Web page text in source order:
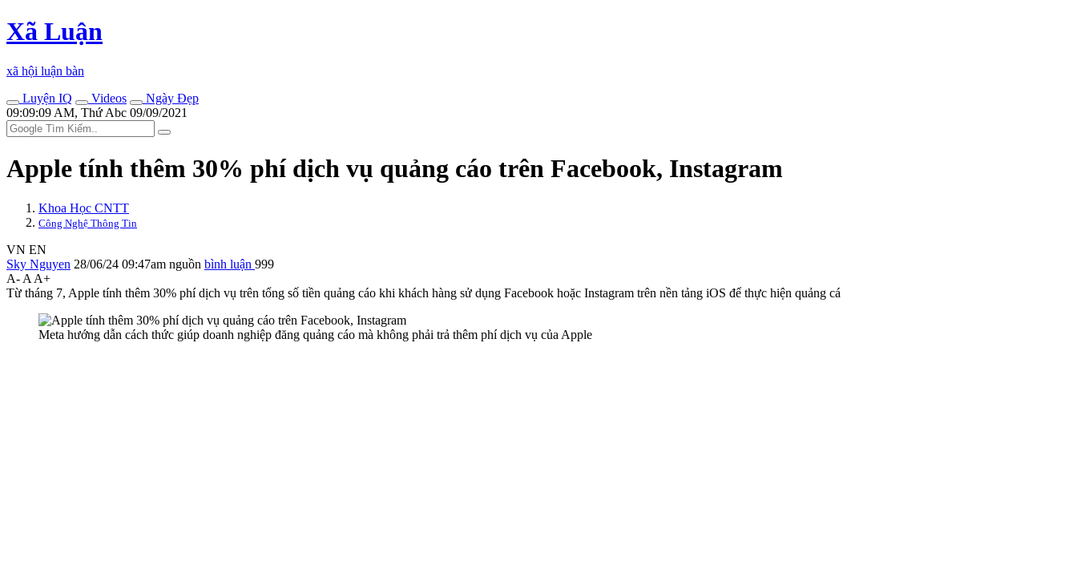
Xã Luận
xã hội luận bàn
Luyện IQ
Videos
Ngày Đẹp
09:09:09 AM, Thứ Abc 09/09/2021
Apple tính thêm 30% phí dịch vụ quảng cáo trên Facebook, Instagram
Khoa Học CNTT
Công Nghệ Thông Tin
VN EN
Sky Nguyen 28/06/24 09:47am nguồn bình luận 999
A- A A+
Từ tháng 7, Apple tính thêm 30% phí dịch vụ trên tổng số tiền quảng cáo khi khách hàng sử dụng Facebook hoặc Instagram trên nền tảng iOS để thực hiện quảng cá
Meta hướng dẫn cách thức giúp doanh nghiệp đăng quảng cáo mà không phải trả thêm phí dịch vụ của Apple